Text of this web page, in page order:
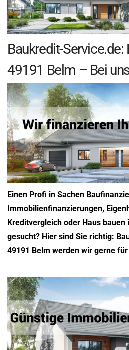
Baukredit-
49191 Belm – Bei
Einen Profi in Sachen
Immobilienfinanzierungen,
Kreditvergleich oder Haus bauen
gesucht? Hier sind Sie richtig:
49191 Belm werden wir gerne